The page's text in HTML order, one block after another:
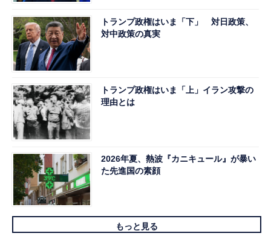
トランプ政権はいま「下」 対日政策、
対中政策の真実
トランプ政権はいま「上」イラン攻撃の
理由とは
2026年夏、熱波『カニキュール』が暴い
た先進国の素顔
もっと見る